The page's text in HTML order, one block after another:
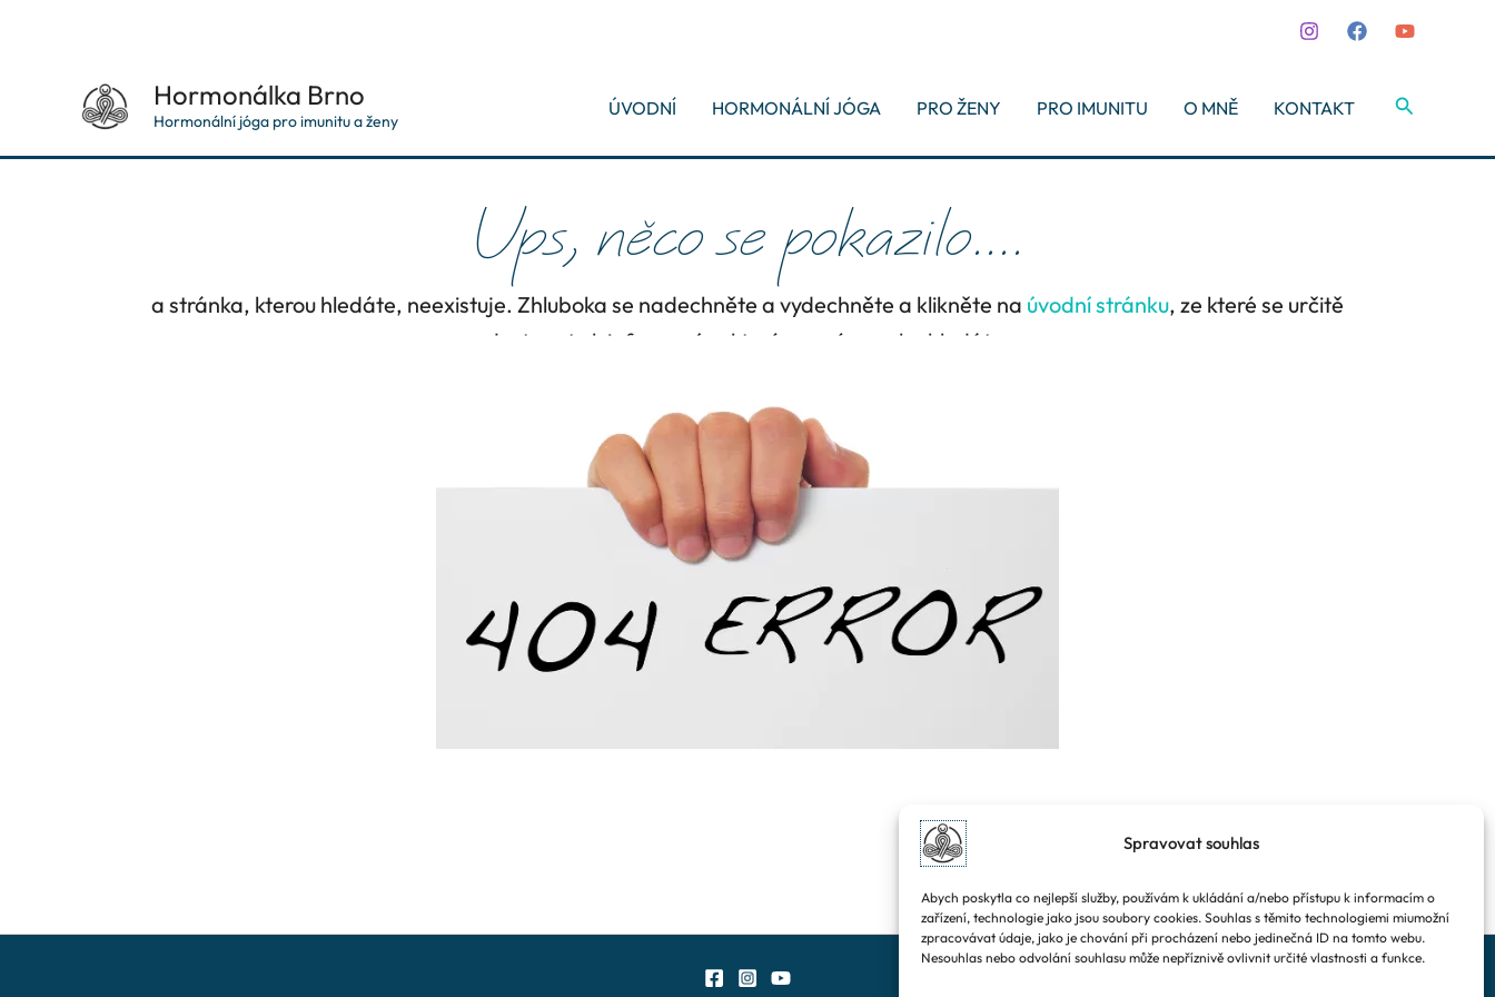
Spravovat souhlas
Abych poskytla co nejlepší služby, používám k ukládání a/nebo přístupu k informacím o
zařízení, technologie jako jsou soubory cookies. Souhlas s těmito technologiemi miumožní
zpracovávat údaje, jako je chování při procházení nebo jedinečná ID na tomto webu.
Nesouhlas nebo odvolání souhlasu může nepříznivě ovlivnit určité vlastnosti a funkce.
Hormonálka Brno
Hormonální jóga pro imunitu a ženy
ÚVODNÍ HORMONÁLNÍ JÓGA PRO ŽENY PRO IMUNITU O MNĚ KONTAKT Hledat
Ups, něco se pokazilo....
a stránka, kterou hledáte, neexistuje. Zhluboka se nadechněte a vydechněte a klikněte na úvodní stránku, ze které se určitě
dostanete k informacím, které na mém webu hledáte.